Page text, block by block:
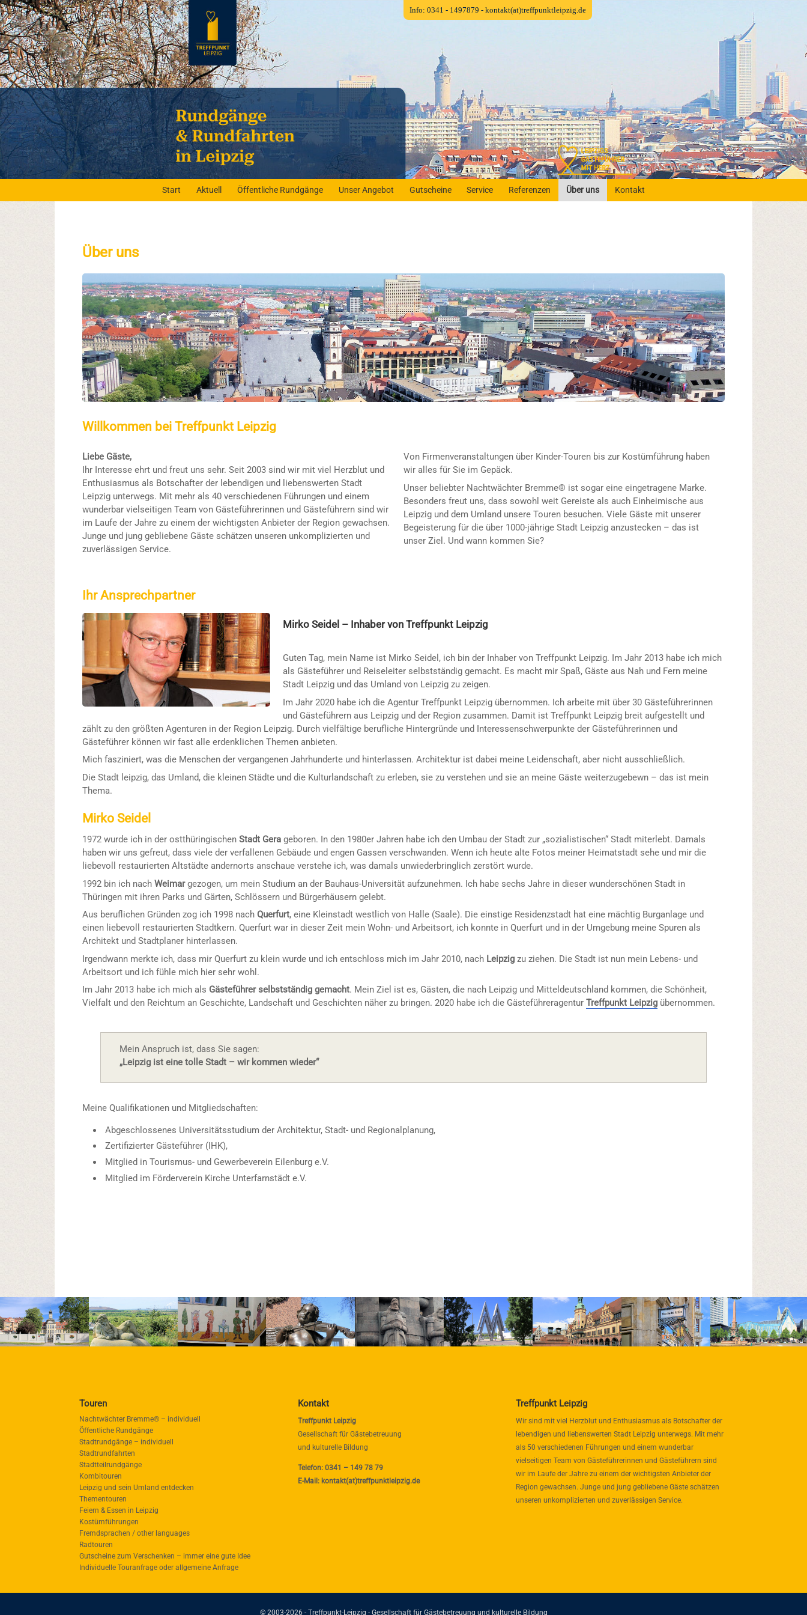
Start Aktuell Öffentliche Rundgänge Unser Angebot Gutscheine Service Referenzen Über uns Kontakt
Über uns
Willkommen bei Treffpunkt Leipzig
Liebe Gäste,
Ihr Interesse ehrt und freut uns sehr. Seit 2003 sind wir mit viel Herzblut und
Enthusiasmus als Botschafter der lebendigen und liebenswerten Stadt
Leipzig unterwegs. Mit mehr als 40 verschiedenen Führungen und einem
wunderbar vielseitigen Team von Gästeführerinnen und Gästeführern sind wir
im Laufe der Jahre zu einem der wichtigsten Anbieter der Region gewachsen.
Junge und jung gebliebene Gäste schätzen unseren unkomplizierten und
zuverlässigen Service.
Von Firmenveranstaltungen über Kinder-Touren bis zur Kostümführung haben
wir alles für Sie im Gepäck.
Unser beliebter Nachtwächter Bremme® ist sogar eine eingetragene Marke.
Besonders freut uns, dass sowohl weit Gereiste als auch Einheimische aus
Leipzig und dem Umland unsere Touren besuchen. Viele Gäste mit unserer
Begeisterung für die über 1000-jährige Stadt Leipzig anzustecken – das ist
unser Ziel. Und wann kommen Sie?
Ihr Ansprechpartner
Mirko Seidel – Inhaber von Treffpunkt Leipzig
Guten Tag, mein Name ist Mirko Seidel, ich bin der Inhaber von Treffpunkt Leipzig. Im Jahr 2013 habe ich mich
als Gästeführer und Reiseleiter selbstständig gemacht. Es macht mir Spaß, Gäste aus Nah und Fern meine
Stadt Leipzig und das Umland von Leipzig zu zeigen.
Im Jahr 2020 habe ich die Agentur Treffpunkt Leipzig übernommen. Ich arbeite mit über 30 Gästeführerinnen
und Gästeführern aus Leipzig und der Region zusammen. Damit ist Treffpunkt Leipzig breit aufgestellt und
zählt zu den größten Agenturen in der Region Leipzig. Durch vielfältige berufliche Hintergründe und Interessenschwerpunkte der Gästeführerinnen und
Gästeführer können wir fast alle erdenklichen Themen anbieten.
Mich fasziniert, was die Menschen der vergangenen Jahrhunderte und hinterlassen. Architektur ist dabei meine Leidenschaft, aber nicht ausschließlich.
Die Stadt leipzig, das Umland, die kleinen Städte und die Kulturlandschaft zu erleben, sie zu verstehen und sie an meine Gäste weiterzugebewn – das ist mein
Thema.
Mirko Seidel
1972 wurde ich in der ostthüringischenStadt Gera geboren. In den 1980er Jahren habe ich den Umbau der Stadt zur „sozialistischen“ Stadt miterlebt. Damals
haben wir uns gefreut, dass viele der verfallenen Gebäude und engen Gassen verschwanden. Wenn ich heute alte Fotos meiner Heimatstadt sehe und mir die
liebevoll restaurierten Altstädte andernorts anschaue verstehe ich, was damals unwiederbringlich zerstört wurde.
1992 bin ich nachWeimargezogen, um mein Studium an der Bauhaus-Universität aufzunehmen. Ich habe sechs Jahre in dieser wunderschönen Stadt in
Thüringen mit ihren Parks und Gärten, Schlössern und Bürgerhäusern gelebt.
Aus beruflichen Gründen zog ich 1998 nachQuerfurt, eine Kleinstadt westlich von Halle (Saale). Die einstige Residenzstadt hat eine mächtig Burganlage und
einen liebevoll restaurierten Stadtkern. Querfurt war in dieser Zeit mein Wohn- und Arbeitsort, ich konnte in Querfurt und in der Umgebung meine Spuren als
Architekt und Stadtplaner hinterlassen.
Irgendwann merkte ich, dass mir Querfurt zu klein wurde und ich entschloss mich im Jahr 2010, nach Leipzig zu ziehen. Die Stadt ist nun mein Lebens- und
Arbeitsort und ich fühle mich hier sehr wohl.
Im Jahr 2013 habe ich mich als Gästeführer selbstständig gemacht. Mein Ziel ist es, Gästen, die nach Leipzig und Mitteldeutschland kommen, die Schönheit,
Vielfalt und den Reichtum an Geschichte, Landschaft und Geschichten näher zu bringen. 2020 habe ich die GästeführeragenturTreffpunkt Leipzig übernommen.
Mein Anspruch ist, dass Sie sagen:
„Leipzig ist eine tolle Stadt – wir kommen wieder“
Meine Qualifikationen und Mitgliedschaften:
Abgeschlossenes Universitätsstudium der Architektur, Stadt- und Regionalplanung,
Zertifizierter Gästeführer (IHK),
Mitglied in Tourismus- und Gewerbeverein Eilenburg e.V.
Mitglied im Förderverein Kirche Unterfarnstädt e.V.
Touren
Nachtwächter Bremme® – individuell
Öffentliche Rundgänge
Stadtrundgänge – individuell
Stadtrundfahrten
Stadtteilrundgänge
Kombitouren
Leipzig und sein Umland entdecken
Thementouren
Feiern & Essen in Leipzig
Kostümführungen
Fremdsprachen / other languages
Radtouren
Gutscheine zum Verschenken – immer eine gute Idee
Individuelle Touranfrage oder allgemeine Anfrage
Kontakt
Treffpunkt Leipzig
Gesellschaft für Gästebetreuung
und kulturelle Bildung
Telefon: 0341 – 149 78 79
E-Mail: kontakt(at)treffpunktleipzig.de
Treffpunkt Leipzig
Wir sind mit viel Herzblut und Enthusiasmus als Botschafter der
lebendigen und liebenswerten Stadt Leipzig unterwegs. Mit mehr
als 50 verschiedenen Führungen und einem wunderbar
vielseitigen Team von Gästeführerinnen und Gästeführern sind
wir im Laufe der Jahre zu einem der wichtigsten Anbieter der
Region gewachsen. Junge und jung gebliebene Gäste schätzen
unseren unkomplizierten und zuverlässigen Service.
© 2003-2026 - Treffpunkt-Leipzig - Gesellschaft für Gästebetreuung und kulturelle Bildung
Info: 0341 - 1497879 - kontakt(at)treffpunktleipzig.de